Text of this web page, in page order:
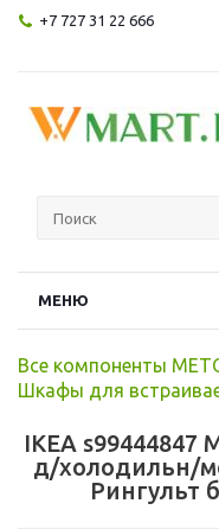
+7 727 31 22 666
МЕНЮ
Все компоненты
Шкафы для
IKEA
д/холодильн/
Рингульт